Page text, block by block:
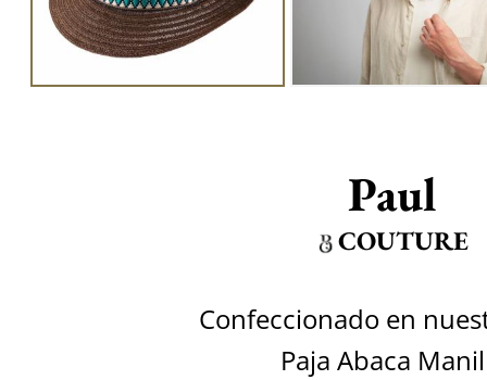
Paul
COUTURE
Confeccionado en
Paja Abaca